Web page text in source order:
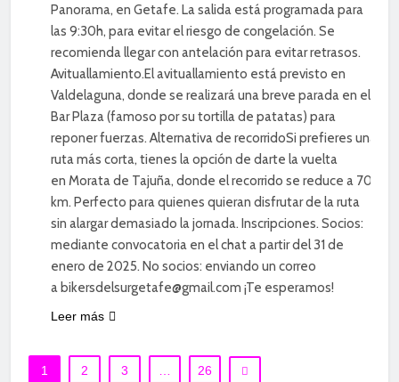
Panorama, en Getafe. La salida está programada para
las 9:30h, para evitar el riesgo de congelación. Se
recomienda llegar con antelación para evitar retrasos.
Avituallamiento.El avituallamiento está previsto en
Valdelaguna, donde se realizará una breve parada en el
Bar Plaza (famoso por su tortilla de patatas) para
reponer fuerzas. Alternativa de recorridoSi prefieres una
ruta más corta, tienes la opción de darte la vuelta
en Morata de Tajuña, donde el recorrido se reduce a 70
km. Perfecto para quienes quieran disfrutar de la ruta
sin alargar demasiado la jornada. Inscripciones. Socios:
mediante convocatoria en el chat a partir del 31 de
enero de 2025. No socios: enviando un correo
a bikersdelsurgetafe@gmail.com ¡Te esperamos!
Leer más
1 2 3 26